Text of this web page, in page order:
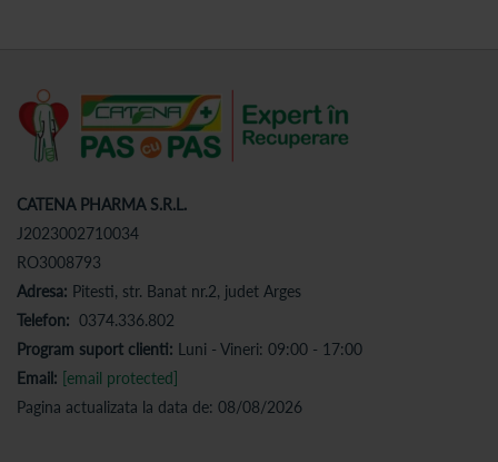
CATENA PHARMA S.R.L.
J2023002710034
RO3008793
Adresa: Pitesti, str. Banat nr.2, judet Arges
Telefon: 0374.336.802
Program suport clienti: Luni - Vineri: 09:00 - 17:00
Email: [email protected]
Pagina actualizata la data de: 08/08/2026